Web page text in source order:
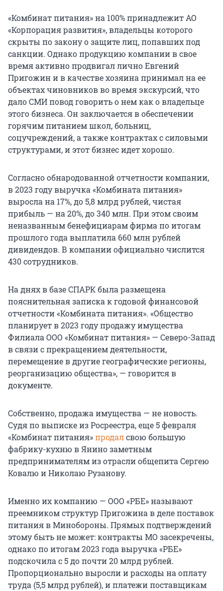
«Комбинат питания» на 100% принадлежит АО
«Корпорация развития», владельцы которого
скрыты по закону о защите лиц, попавших под
санкции. Однако продукцию компании в свое
время активно продвигал лично Евгений
Пригожин и в качестве хозяина принимал на ее
объектах чиновников во время экскурсий, что
дало СМИ повод говорить о нем как о владельце
этого бизнеса. Он заключается в обеспечении
горячим питанием школ, больниц,
соцучреждений, а также контрактах с силовыми
структурами, и этот бизнес идет хорошо.
Согласно обнародованной отчетности компании,
в 2023 году выручка «Комбината питания»
выросла на 17%, до 5,8 млрд рублей, чистая
прибыль — на 20%, до 340 млн. При этом своим
неназванным бенефициарам фирма по итогам
прошлого года выплатила 660 млн рублей
дивидендов. В компании официально числится
430 сотрудников.
На днях в базе СПАРК была размещена
пояснительная записка к годовой финансовой
отчетности «Комбината питания». «Общество
планирует в 2023 году продажу имущества
Филиала ООО «Комбинат питания» — Северо-Запад
в связи с прекращением деятельности,
перемещение в другие географические регионы,
реорганизацию общества», — говорится в
документе.
Собственно, продажа имущества — не новость.
Судя по выписке из Росреестра, еще 5 февраля
«Комбинат питания»продалсвою большую
фабрику-кухню в Янино заметным
предпринимателям из отрасли общепита Сергею
Ковалю и Николаю Рузанову.
Именно их компанию — ООО «РБЕ» называют
преемником структур Пригожина в деле поставок
питания в Минобороны. Прямых подтверждений
этому быть не может: контракты МО засекречены,
однако по итогам 2023 года выручка «РБЕ»
подскочила с 5 до почти 20 млрд рублей.
Пропорционально выросли и расходы на оплату
труда (5,5 млрд рублей), и платежи поставщикам